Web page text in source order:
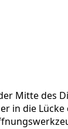
Mitte des
in die Lücke